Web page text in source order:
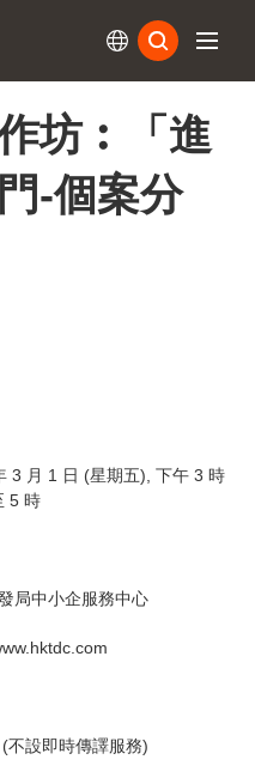
坊︰「進
-個案分
3 月 1 日 (星期五), 下午 3 時
5 時
局中小企服務中心
不設即時傳譯服務)